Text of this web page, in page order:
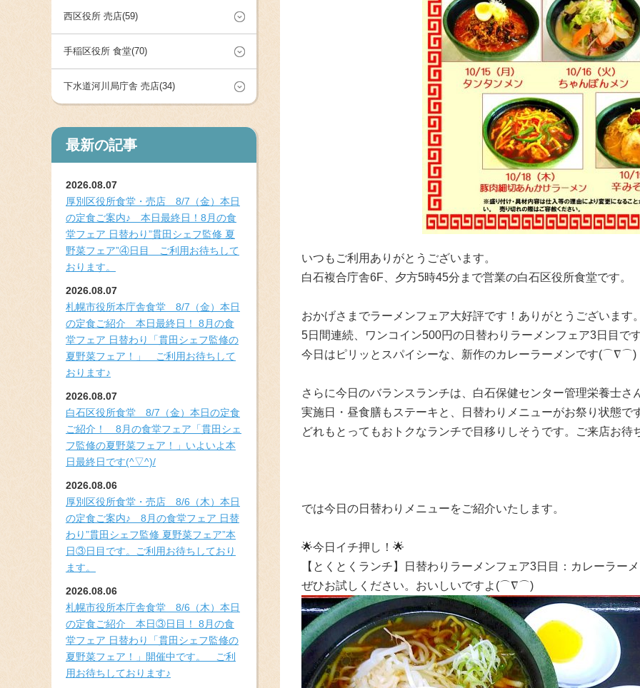
西区役所 売店(59)
手稲区役所 食堂(70)
下水道河川局庁舎 売店(34)
最新の記事
2026.08.07
厚別区役所食堂・売店 8/7（金）本日
の定食ご案内♪ 本日最終日！8月の食
堂フェア 日替わり”貫田シェフ監修 夏
野菜フェア”④日目 ご利用お待ちして
おります。
2026.08.07
札幌市役所本庁舎食堂 8/7（金）本日
の定食ご紹介 本日最終日！ 8月の食
堂フェア 日替わり「貫田シェフ監修の
夏野菜フェア！」 ご利用お待ちして
おります♪
2026.08.07
白石区役所食堂 8/7（金）本日の定食
ご紹介！ 8月の食堂フェア「貫田シェ
フ監修の夏野菜フェア！」いよいよ本
日最終日です(^▽^)/
2026.08.06
厚別区役所食堂・売店 8/6（木）本日
の定食ご案内♪ 8月の食堂フェア 日替
わり”貫田シェフ監修 夏野菜フェア”本
日③日目です。ご利用お待ちしており
ます。
2026.08.06
札幌市役所本庁舎食堂 8/6（木）本日
の定食ご紹介 本日③日目！ 8月の食
堂フェア 日替わり「貫田シェフ監修の
夏野菜フェア！」開催中です。 ご利
用お待ちしております♪
いつもご利用ありがとうございます。
白石複合庁舎6F、夕方5時45分まで営業の白石区役所食堂です。
おかげさまでラーメンフェア大好評です！ありがとうございます
5日間連続、ワンコイン500円の日替わりラーメンフェア3日目で
今日はピリッとスパイシーな、新作のカレーラーメンです(⌒∇⌒)
さらに今日のバランスランチは、白石保健センター管理栄養士さ
実施日・昼食膳もステーキと、日替わりメニューがお祭り状態で
どれもとってもおトクなランチで目移りしそうです。ご来店お
では今日の日替わりメニューをご紹介いたします。
🌟今日イチ押し！🌟
【とくとくランチ】日替わりラーメンフェア3日目：カレーラー
ぜひお試しください。おいしいですよ(⌒∇⌒)